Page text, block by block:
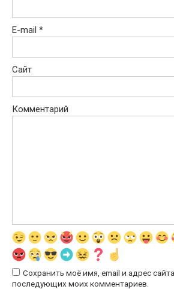
E-mail *
Сайт
Комментарий
Сохранить моё имя, email и адрес
последующих моих комментариев.